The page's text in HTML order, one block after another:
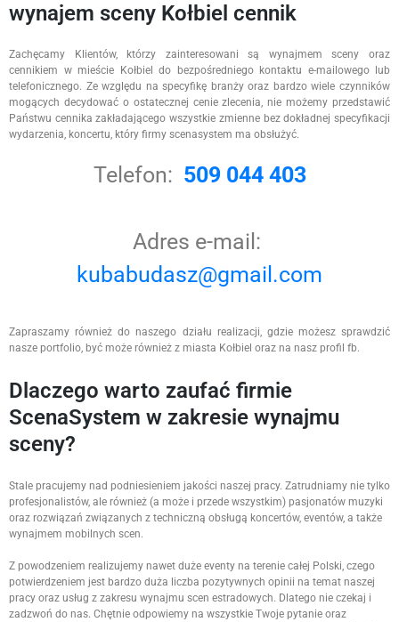
wynajem sceny Kołbiel cennik
Zachęcamy Klientów, którzy zainteresowani są wynajmem sceny oraz
cennikiem w mieście Kołbiel do bezpośredniego kontaktu e-mailowego lub
telefonicznego. Ze względu na specyfikę branży oraz bardzo wiele czynników
mogących decydować o ostatecznej cenie zlecenia, nie możemy przedstawić
Państwu cennika zakładającego wszystkie zmienne bez dokładnej specyfikacji
wydarzenia, koncertu, który firmy scenasystem ma obsłużyć.
Telefon: 509 044 403
Adres e-mail:
kubabudasz@gmail.com
Zapraszamy również do naszego działu realizacji, gdzie możesz sprawdzić
nasze portfolio, być może również z miasta Kołbiel oraz na nasz profil fb.
Dlaczego warto zaufać firmie
ScenaSystem w zakresie wynajmu
sceny?
Stale pracujemy nad podniesieniem jakości naszej pracy. Zatrudniamy nie tylko
profesjonalistów, ale również (a może i przede wszystkim) pasjonatów muzyki
oraz rozwiązań związanych z techniczną obsługą koncertów, eventów, a także
wynajmem mobilnych scen.
Z powodzeniem realizujemy nawet duże eventy na terenie całej Polski, czego
potwierdzeniem jest bardzo duża liczba pozytywnych opinii na temat naszej
pracy oraz usług z zakresu wynajmu scen estradowych. Dlatego nie czekaj i
zadzwoń do nas. Chętnie odpowiemy na wszystkie Twoje pytanie oraz